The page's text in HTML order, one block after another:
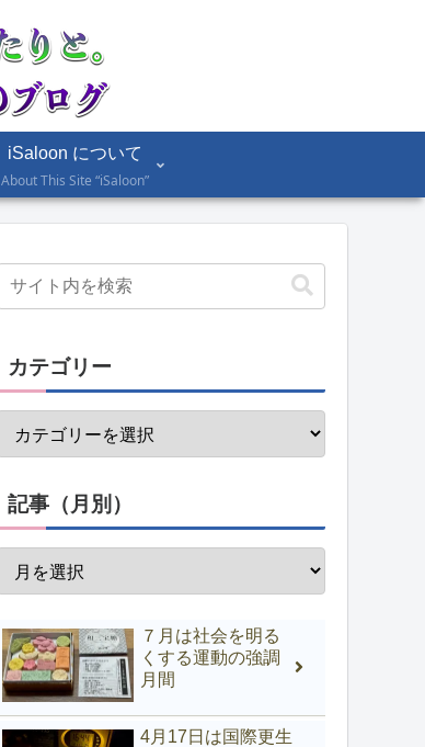
iSaloon について
About This Site “iSaloon”
カテゴリー
記事（月別）
７月は社会を明る
くする運動の強調
月間
4月17日は国際更生